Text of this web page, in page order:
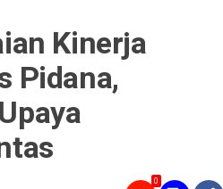
Kinerja
Pidana,
0